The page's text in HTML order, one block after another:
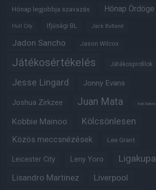
Hónap legjobbja szavazás Hónap Ördöge
Hull City Ifjúsági BL Jack Butland
Jadon Sancho Jason Wilcox
Játékosértékelés Játékosprofilok
Jesse Lingard Jonny Evans
Joshua Zirkzee Juan Mata Karl Darlow
Kobbie Mainoo Kölcsönlesen
Közös meccsnézések Lee Grant
Leicester City Leny Yoro Ligakupa
Lisandro Martinez Liverpool